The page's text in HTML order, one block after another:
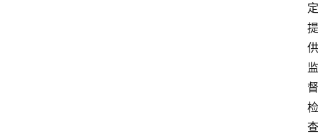
定
提
供
监
督
检
查